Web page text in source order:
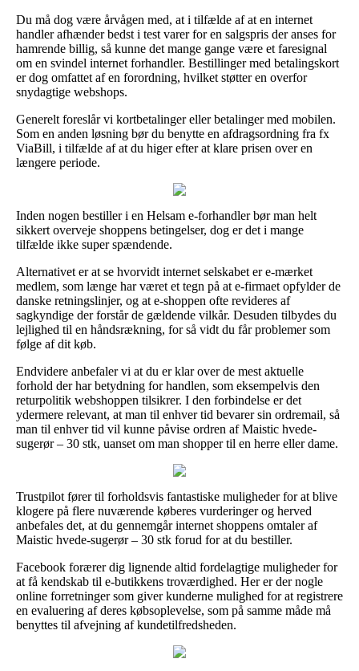
Du må dog være årvågen med, at i tilfælde af at en internet
handler afhænder bedst i test varer for en salgspris der anses for
hamrende billig, så kunne det mange gange være et faresignal
om en svindel internet forhandler. Bestillinger med betalingskort
er dog omfattet af en forordning, hvilket støtter en overfor
snydagtige webshops.
Generelt foreslår vi kortbetalinger eller betalinger med mobilen.
Som en anden løsning bør du benytte en afdragsordning fra fx
ViaBill, i tilfælde af at du higer efter at klare prisen over en
længere periode.
Inden nogen bestiller i en Helsam e-forhandler bør man helt
sikkert overveje shoppens betingelser, dog er det i mange
tilfælde ikke super spændende.
Alternativet er at se hvorvidt internet selskabet er e-mærket
medlem, som længe har været et tegn på at e-firmaet opfylder de
danske retningslinjer, og at e-shoppen ofte revideres af
sagkyndige der forstår de gældende vilkår. Desuden tilbydes du
lejlighed til en håndsrækning, for så vidt du får problemer som
følge af dit køb.
Endvidere anbefaler vi at du er klar over de mest aktuelle
forhold der har betydning for handlen, som eksempelvis den
returpolitik webshoppen tilsikrer. I den forbindelse er det
ydermere relevant, at man til enhver tid bevarer sin ordremail, så
man til enhver tid vil kunne påvise ordren af Maistic hvede-
sugerør – 30 stk, uanset om man shopper til en herre eller dame.
Trustpilot fører til forholdsvis fantastiske muligheder for at blive
klogere på flere nuværende køberes vurderinger og herved
anbefales det, at du gennemgår internet shoppens omtaler af
Maistic hvede-sugerør – 30 stk forud for at du bestiller.
Facebook forærer dig lignende altid fordelagtige muligheder for
at få kendskab til e-butikkens troværdighed. Her er der nogle
online forretninger som giver kunderne mulighed for at registrere
en evaluering af deres købsoplevelse, som på samme måde må
benyttes til afvejning af kundetilfredsheden.